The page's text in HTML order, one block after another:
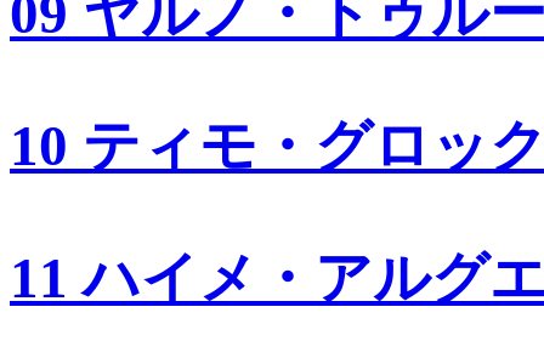
09 ヤルノ・トゥル
10 ティモ・グロッ
11 ハイメ・アルグ